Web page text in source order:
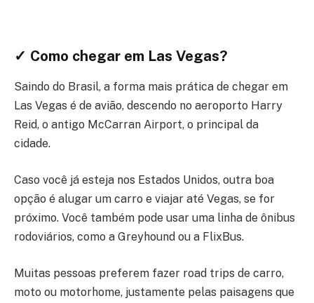
✓ Como chegar em Las Vegas?
Saindo do Brasil, a forma mais prática de chegar em
Las Vegas é de avião, descendo no aeroporto Harry
Reid, o antigo McCarran Airport, o principal da
cidade.
Caso você já esteja nos Estados Unidos, outra boa
opção é alugar um carro e viajar até Vegas, se for
próximo. Você também pode usar uma linha de ônibus
rodoviários, como a Greyhound ou a FlixBus.
Muitas pessoas preferem fazer road trips de carro,
moto ou motorhome, justamente pelas paisagens que